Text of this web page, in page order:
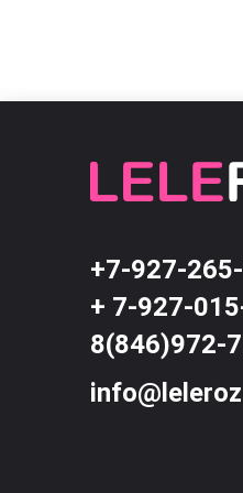
+7-927-
+ 7-927-
8(846)972-